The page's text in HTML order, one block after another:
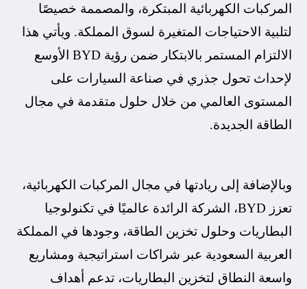
المركبات الكهربائية المبتكرة، والمصممة خصيصًا
لتلبية الاحتياجات المتغيرة لسوق المملكة. ويأتي هذا
الالتزام المستمر بالابتكار ضمن رؤية BYD الأوسع
لإحداث تحول جذري في صناعة السيارات على
المستوى العالمي من خلال حلول متقدمة في مجال
الطاقة الجديدة.
وبالإضافة إلى ريادتها في مجال المركبات الكهربائية،
تعزز BYD، الشركة الرائدة عالميًا في تكنولوجيا
البطاريات وحلول تخزين الطاقة، وجودها في المملكة
العربية السعودية عبر شراكات استراتيجية ومشاريع
واسعة النطاق لتخزين البطاريات، تدعم أهداف